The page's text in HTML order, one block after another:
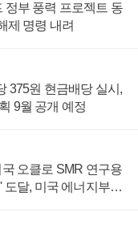
정부 풍력 프로젝트 동
제 명령 내려
375원 현금배당 실시,
9월 공개 예정
오클로 SMR 연구용
도달, 미국 에너지부